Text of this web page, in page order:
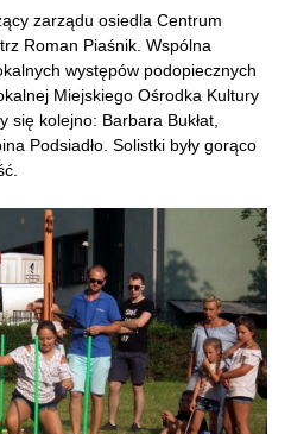
zarządu osiedla Centrum
Roman Piaśnik. Wspólna
występów podopiecznych
Miejskiego Ośrodka Kultury
się kolejno: Barbara Bukłat,
Podsiadło. Solistki były gorąco